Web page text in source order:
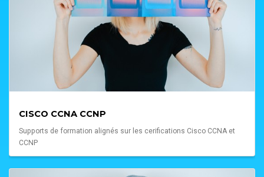
CISCO CCNA CCNP
Supports de formation alignés sur les cerifications Cisco CCNA et
CCNP